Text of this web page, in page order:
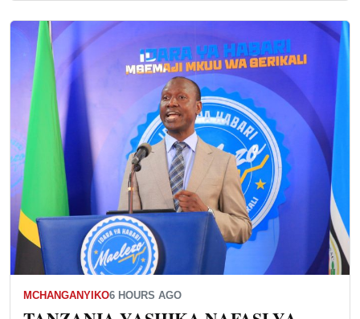
MCHANGANYIKO6 HOURS AGO